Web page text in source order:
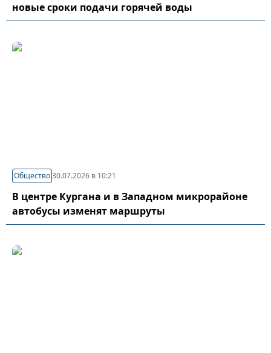
новые сроки подачи горячей воды
Общество30.07.2026 в 10:21
В центре Кургана и в Западном микрорайоне
автобусы изменят маршруты